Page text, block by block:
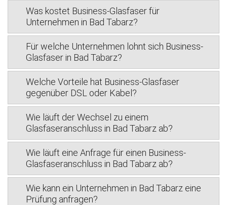
Was kostet Business-Glasfaser für
Unternehmen in Bad Tabarz?
Für welche Unternehmen lohnt sich Business-
Glasfaser in Bad Tabarz?
Welche Vorteile hat Business-Glasfaser
gegenüber DSL oder Kabel?
Wie läuft der Wechsel zu einem
Glasfaseranschluss in Bad Tabarz ab?
Wie läuft eine Anfrage für einen Business-
Glasfaseranschluss in Bad Tabarz ab?
Wie kann ein Unternehmen in Bad Tabarz eine
Prüfung anfragen?